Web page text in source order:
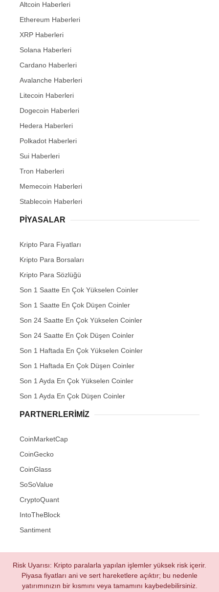
Altcoin Haberleri
Ethereum Haberleri
XRP Haberleri
Solana Haberleri
Cardano Haberleri
Avalanche Haberleri
Litecoin Haberleri
Dogecoin Haberleri
Hedera Haberleri
Polkadot Haberleri
Sui Haberleri
Tron Haberleri
Memecoin Haberleri
Stablecoin Haberleri
PIYASALAR
Kripto Para Fiyatları
Kripto Para Borsaları
Kripto Para Sözlüğü
Son 1 Saatte En Çok Yükselen Coinler
Son 1 Saatte En Çok Düşen Coinler
Son 24 Saatte En Çok Yükselen Coinler
Son 24 Saatte En Çok Düşen Coinler
Son 1 Haftada En Çok Yükselen Coinler
Son 1 Haftada En Çok Düşen Coinler
Son 1 Ayda En Çok Yükselen Coinler
Son 1 Ayda En Çok Düşen Coinler
PARTNERLERIMIZ
CoinMarketCap
CoinGecko
CoinGlass
SoSoValue
CryptoQuant
IntoTheBlock
Santiment
Risk Uyarısı: Kripto paralarla yapılan işlemler yüksek risk içerir.
Piyasa fiyatları ani ve sert hareketlere açıktır; bu nedenle
yatırımınızın bir kısmını veya tamamını kaybedebilirsiniz.